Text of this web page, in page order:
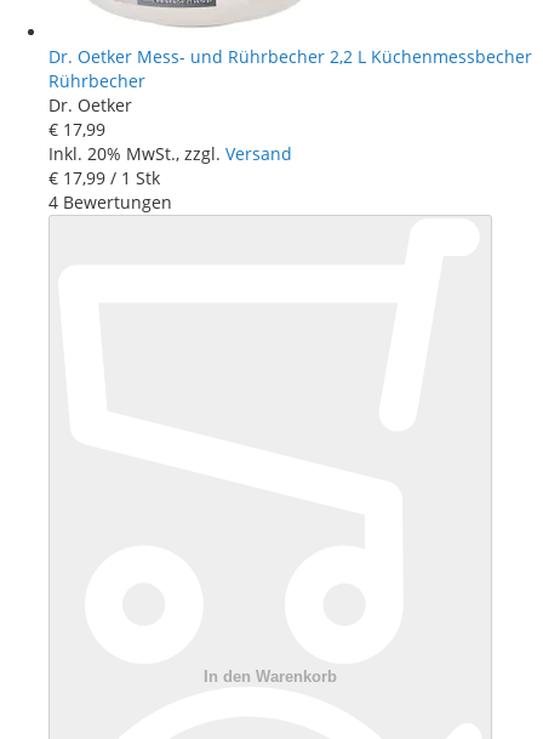
Dr. Oetker Mess- und Rührbecher 2,2 L Küchenmessbecher
Rührbecher
Dr. Oetker
€ 17,99
Inkl. 20% MwSt., zzgl. Versand
€ 17,99 / 1 Stk
4 Bewertungen
In den Warenkorb